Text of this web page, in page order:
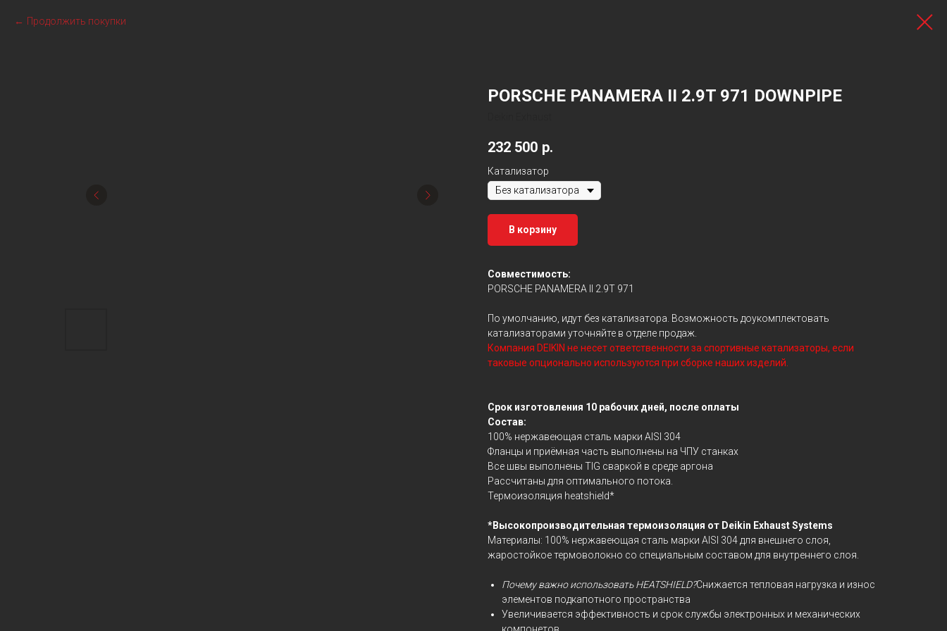
Продолжить покупки
PORSCHE PANAMERA II 2.9T 971 DOWNPIPE
232 500 р.
Катализатор
В корзину
Совместимость:
PORSCHE PANAMERA II 2.9T 971
По умолчанию, идут без катализатора. Возможность доукомплектовать
катализаторами уточняйте в отделе продаж.
Компания DEIKIN не несет ответственности за спортивные катализаторы, если
таковые опционально используются при сборке наших изделий.
Срок изготовления 10 рабочих дней, после оплаты
Состав:
100% нержавеющая сталь марки AISI 304
Фланцы и приёмная часть выполнены на ЧПУ станках
Все швы выполнены TIG сваркой в среде аргона
Рассчитаны для оптимального потока.
Термоизоляция heatshield*
*Высокопроизводительная термоизоляция от Deikin Exhaust Systems
Материалы: 100% нержавеющая сталь марки AISI 304 для внешнего слоя,
жаростойкое термоволокно со специальным составом для внутреннего слоя.
Почему важно использовать HEATSHIELD?Снижается тепловая нагрузка и износ
элементов подкапотного пространства
Увеличивается эффективность и срок службы электронных и механических